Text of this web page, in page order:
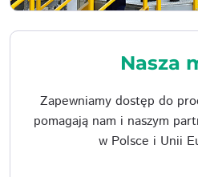
Nasza
Zapewniamy dostęp do
pomagają nam i naszym
w Polsce i Unii